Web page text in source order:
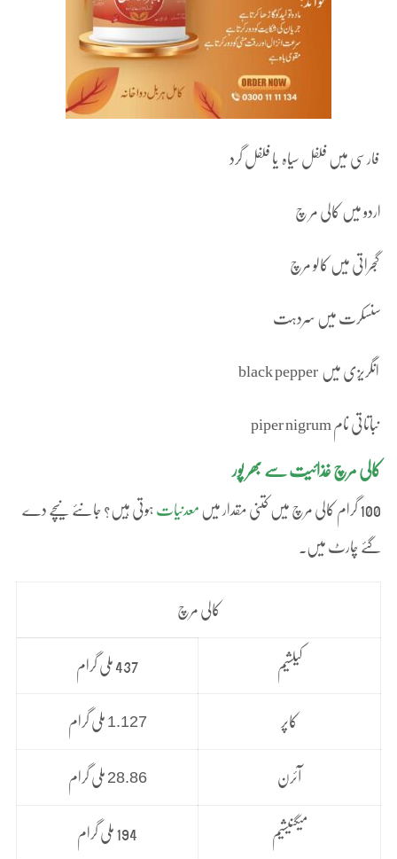
فارسی میں فلفل سیاہ یا فلفل گرد
اردو میں کالی مر چ
گجراتی میں کالو مرچ
سنسکرت میں سردہت
انگریزی میں black pepper
نباتاتی نام piper nigrum
کالی مرچ غذائیت سے بھر پور
100 گرام کالی مرچ میں کتنی مقدار میں معدنیات ہوتی ہیں؟ جانئے نیچے دے
گئے چارٹ میں۔
کالی مرچ
کیلشیم 437 ملی گرام
کاپر 1.127 ملی گرام
آئرن 28.86 ملی گرام
میگنیشیم 194 ملی گرام